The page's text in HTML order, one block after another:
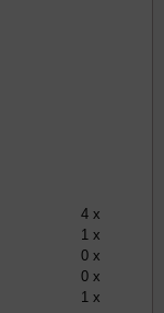
4 x
1 x
0 x
0 x
1 x